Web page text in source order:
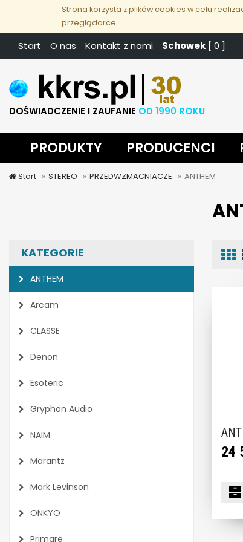
treści
Strona korzysta z plików cookies w celu
przeglądarce.
Start O nas Kontakt z nami Schowek [ 0 ]
DOŚWIADCZENIE I ZAUFANIE OD 1990 ROKU
PRODUKTY PRODUCENCI
Start STEREO PRZEDWZMACNIACZE ANTHEM
KATEGORIE
ANTHEM
Arcam
CLASSE
Denon
Esoteric
Gryphon Audio
NAIM
Marantz
Mark Levinson
ONKYO
Primare
24